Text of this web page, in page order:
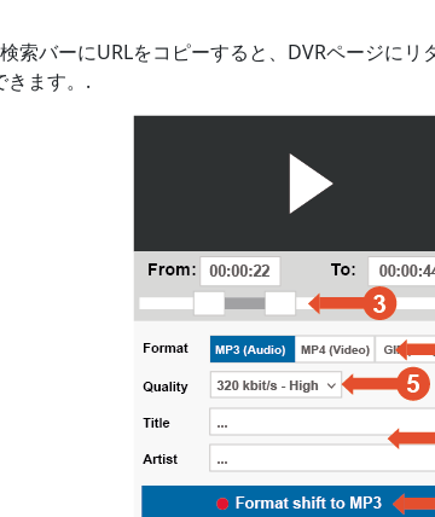
索バーにURLをコピーすると、DVRページに
きます。.